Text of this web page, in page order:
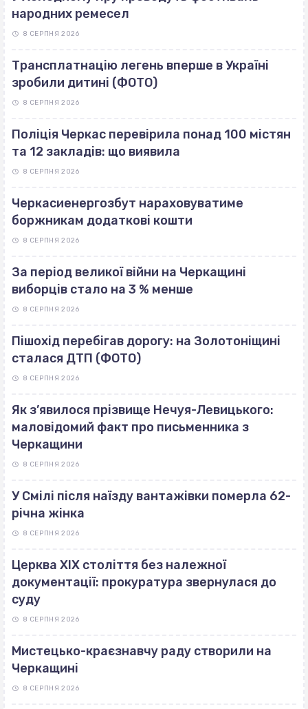
народних ремесел
8 СЕРПНЯ 2026
Трансплатнацію легень вперше в Україні
зробили дитині (ФОТО)
8 СЕРПНЯ 2026
Поліція Черкас перевірила понад 100 містян
та 12 закладів: що виявила
8 СЕРПНЯ 2026
Черкасиенергозбут нараховуватиме
боржникам додаткові кошти
8 СЕРПНЯ 2026
За період великої війни на Черкащині
виборців стало на 3 % менше
8 СЕРПНЯ 2026
Пішохід перебігав дорогу: на Золотоніщині
сталася ДТП (ФОТО)
8 СЕРПНЯ 2026
Як з’явилося прізвище Нечуя-Левицького:
маловідомий факт про письменника з
Черкащини
8 СЕРПНЯ 2026
У Смілі після наїзду вантажівки померла 62-
річна жінка
8 СЕРПНЯ 2026
Церква ХІХ століття без належної
документації: прокуратура звернулася до
суду
8 СЕРПНЯ 2026
Мистецько-краєзнавчу раду створили на
Черкащині
8 СЕРПНЯ 2026